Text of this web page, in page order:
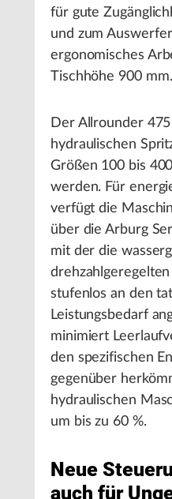
für gute
und zum
ergonomisches
Tischhöhe 900 mm.
Der Allrounder
hydraulischen
Größen 100 bis
werden. Für
verfügt die
über die Arburg
mit der die
stufenlos an den
Leistungsbedarf
minimiert
den spezifischen
gegenüber
hydraulischen
um bis zu 60 %.
Neue
auch für